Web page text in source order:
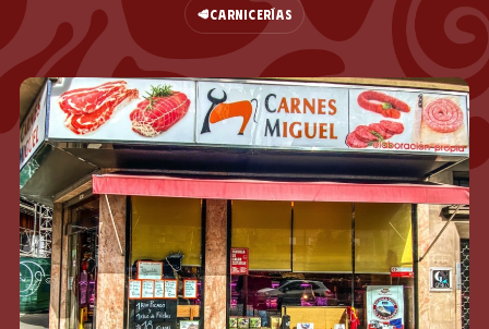
🥩CARNICERÍAS